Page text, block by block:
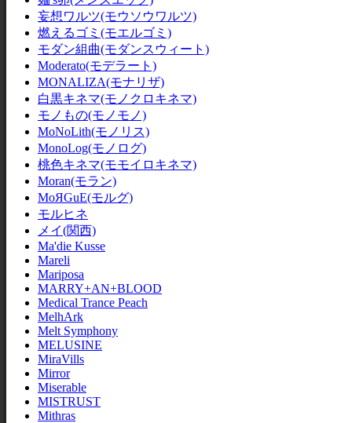
妄想ワルツ(モウソウワルツ)
燃えるゴミ(モエルゴミ)
モダン組曲(モダンスウィート)
Moderato(モデラート)
MONALIZA(モナリザ)
白黒キネマ(モノクロキネマ)
モノもの(モノモノ)
MoNoLith(モノリス)
MonoLog(モノログ)
桃色キネマ(モモイロキネマ)
Moran(モラン)
MoЯGuE(モルグ)
モルヒネ
メイ(関西)
Ma'die Kusse
Mareli
Mariposa
MARRY+AN+BLOOD
Medical Trance Peach
MelhArk
Melt Symphony
MELUSINE
MiraVills
Mirror
Miserable
MISTRUST
Mithras